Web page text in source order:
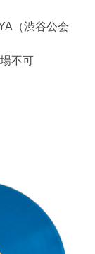
（渋谷公会
不可